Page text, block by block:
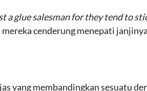
a glue salesman for they tend to
cenderung menepati
yang membandingkan sesuatu